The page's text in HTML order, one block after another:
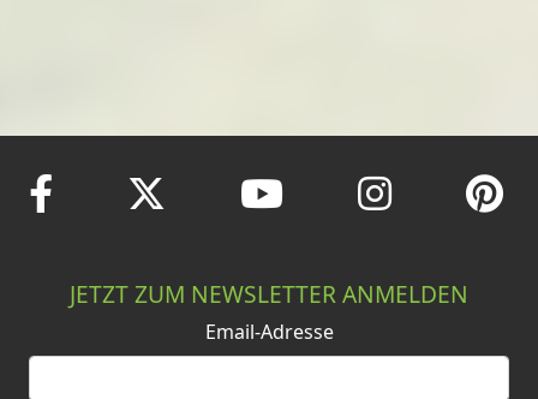
JETZT ZUM NEWSLETTER ANMELDEN
Email-Adresse